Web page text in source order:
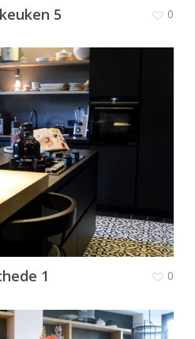
5 0
1 0